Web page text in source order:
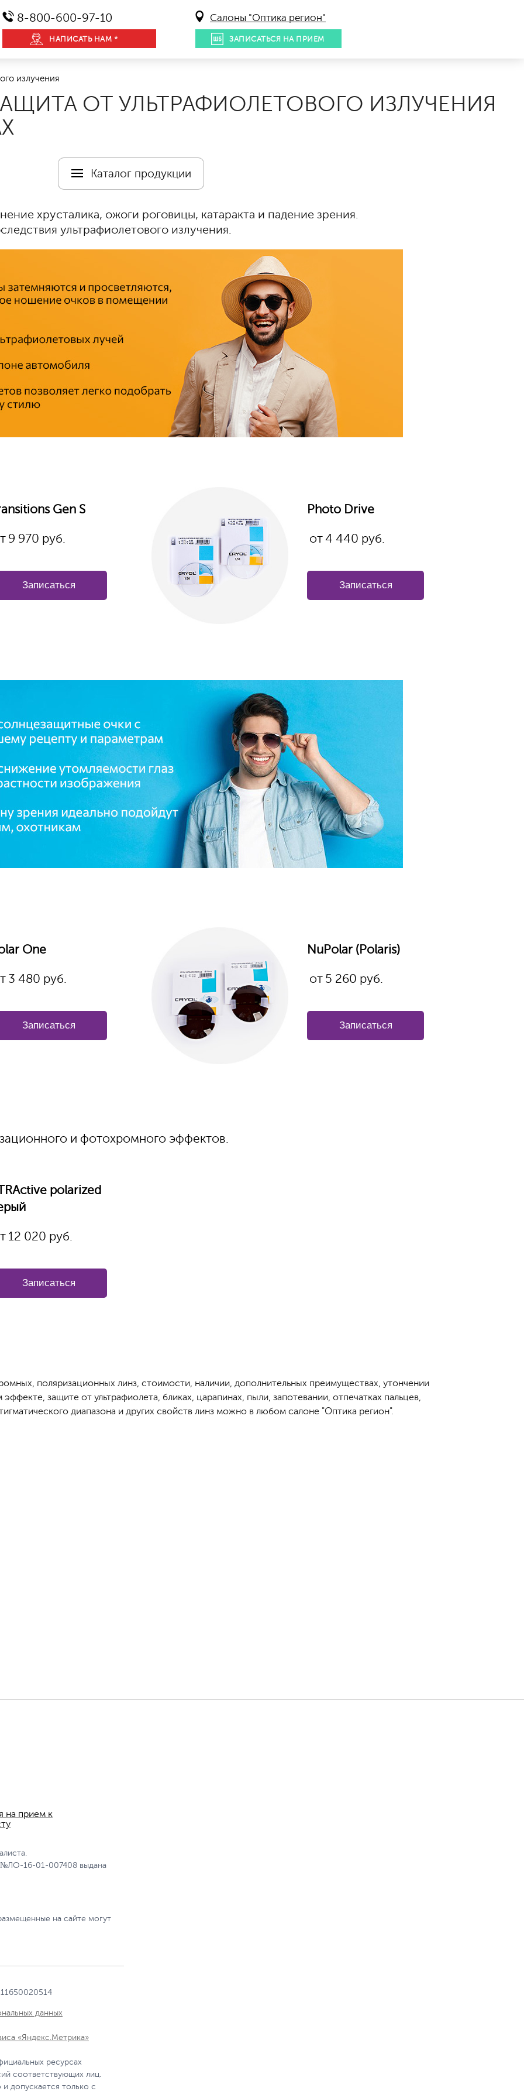
8-800-600-97-10
НАПИСАТЬ НАМ *
Салоны "Оптика регион"
ЗАПИСАТЬСЯ НА ПРИЕМ
излучения
ОТ УЛЬТРАФИОЛЕТОВОГО ИЗЛУЧЕНИЯ
Каталог продукции
хрусталика, ожоги роговицы, катаракта и падение зрения.
ультрафиолетового излучения.
Gen S
9 970 руб.
Записаться
Photo Drive
от4 440 руб.
Записаться
One
3 480 руб.
Записаться
NuPolar (Polaris)
от 5 260 руб.
Записаться
и фотохромного эффектов.
polarized
12 020 руб.
Записаться
поляризационных линз, стоимости, наличии, дополнительных преимуществах, утончении
защите от ультрафиолета, бликах, царапинах, пыли, запотевании, отпечатках пальцев,
диапазона и других свойств линз можно в любом салоне "Оптика регион".
на прием к
16-01-007408 выдана
на сайте могут
данных
«Яндекс.Метрика»
ресурсах
соответствующих лиц.
допускается только с